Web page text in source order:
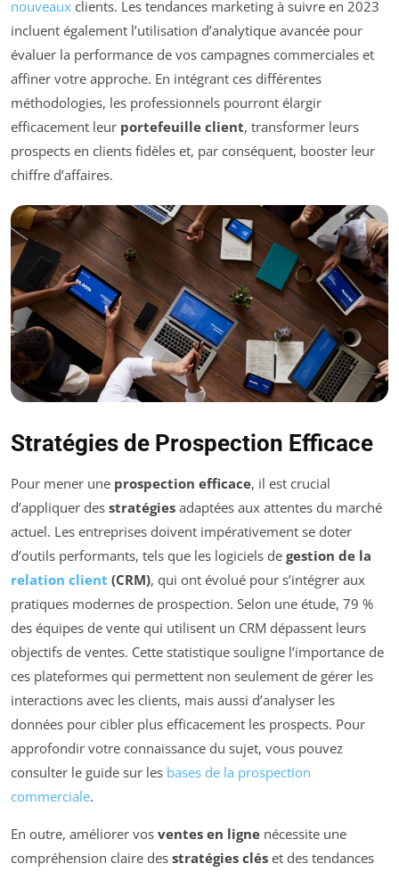
nouveaux clients. Les tendances marketing à suivre en 2023
incluent également l’utilisation d’analytique avancée pour
évaluer la performance de vos campagnes commerciales et
affiner votre approche. En intégrant ces différentes
méthodologies, les professionnels pourront élargir
efficacement leur portefeuille client, transformer leurs
prospects en clients fidèles et, par conséquent, booster leur
chiffre d’affaires.
Stratégies de Prospection Efficace
Pour mener une prospection efficace, il est crucial
d’appliquer des stratégies adaptées aux attentes du marché
actuel. Les entreprises doivent impérativement se doter
d’outils performants, tels que les logiciels de gestion de la
relation client (CRM), qui ont évolué pour s’intégrer aux
pratiques modernes de prospection. Selon une étude, 79 %
des équipes de vente qui utilisent un CRM dépassent leurs
objectifs de ventes. Cette statistique souligne l’importance de
ces plateformes qui permettent non seulement de gérer les
interactions avec les clients, mais aussi d’analyser les
données pour cibler plus efficacement les prospects. Pour
approfondir votre connaissance du sujet, vous pouvez
consulter le guide sur les bases de la prospection
commerciale.
En outre, améliorer vos ventes en ligne nécessite une
compréhension claire des stratégies clés et des tendances